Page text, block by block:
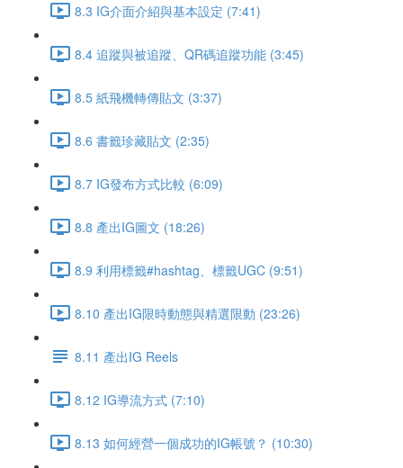
8.3 IG介面介紹與基本設定 (7:41)
8.4 追蹤與被追蹤、QR碼追蹤功能 (3:45)
8.5 紙飛機轉傳貼文 (3:37)
8.6 書籤珍藏貼文 (2:35)
8.7 IG發布方式比較 (6:09)
8.8 產出IG圖文 (18:26)
8.9 利用標籤#hashtag、標籤UGC (9:51)
8.10 產出IG限時動態與精選限動 (23:26)
8.11 產出IG Reels
8.12 IG導流方式 (7:10)
8.13 如何經營一個成功的IG帳號？ (10:30)